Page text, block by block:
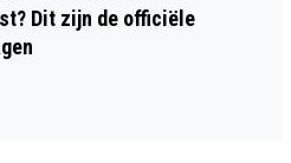
Dit zijn de officiële